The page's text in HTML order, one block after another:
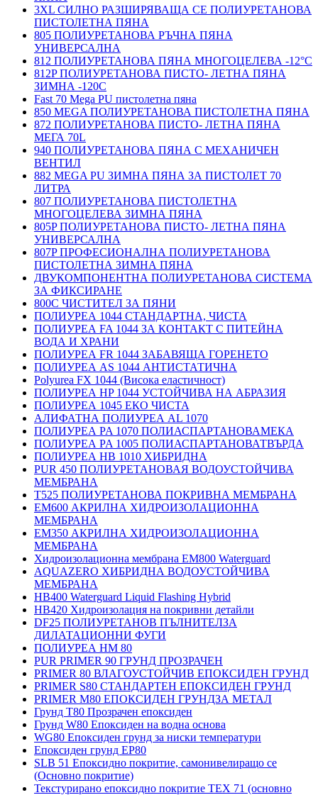
3XL СИЛНО РАЗШИРЯВАЩА СЕ ПОЛИУРЕТАНОВА
ПИСТОЛЕТНА ПЯНА
805 ПОЛИУРЕТАНОВА РЪЧНА ПЯНА
УНИВЕРСАЛНА
812 ПОЛИУРЕТАНОВА ПЯНА МНОГОЦЕЛЕВА -12°C
812P ПОЛИУРЕТАНОВА ПИСТО- ЛЕТНА ПЯНА
ЗИМНА -120С
Fast 70 Mega PU пистолетна пяна
850 MEGA ПОЛИУРЕТАНОВА ПИСТОЛЕТНА ПЯНА
872 ПОЛИУРЕТАНОВА ПИСТО- ЛЕТНА ПЯНА
МЕГА 70L
940 ПОЛИУРЕТАНОВА ПЯНА С МЕХАНИЧЕН
ВЕНТИЛ
882 MEGA PU ЗИМНА ПЯНА ЗА ПИСТОЛЕТ 70
ЛИТРА
807 ПОЛИУРЕТАНОВА ПИСТОЛЕТНА
МНОГОЦЕЛЕВА ЗИМНА ПЯНА
805P ПОЛИУРЕТАНОВА ПИСТО- ЛЕТНА ПЯНА
УНИВЕРСАЛНА
807P ПРОФЕСИОНАЛНА ПОЛИУРЕТАНОВА
ПИСТОЛЕТНА ЗИМНА ПЯНА
ДВУКОМПОНЕНТНА ПОЛИУРЕТАНОВА СИСТЕМА
ЗА ФИКСИРАНЕ
800C ЧИСТИТЕЛ ЗА ПЯНИ
ПОЛИУРЕА 1044 СТАНДАРТНА, ЧИСТА
ПОЛИУРЕА FA 1044 ЗА КОНТАКТ С ПИТЕЙНА
ВОДА И ХРАНИ
ПОЛИУРЕА FR 1044 ЗАБАВЯЩА ГОРЕНЕТО
ПОЛИУРЕА AS 1044 АНТИСТАТИЧНА
Polyurea FX 1044 (Висока еластичност)
ПОЛИУРЕА HP 1044 УСТОЙЧИВА НА АБРАЗИЯ
ПОЛИУРЕА 1045 ЕКО ЧИСТА
АЛИФАТНА ПОЛИУРЕА AL 1070
ПОЛИУРЕА PA 1070 ПОЛИАСПАРТАНОВАМЕКА
ПОЛИУРЕА PA 1005 ПОЛИАСПАРТАНОВАТВЪРДА
ПОЛИУРЕА HB 1010 ХИБРИДНА
PUR 450 ПОЛИУРЕТАНОВАЯ ВОДОУСТОЙЧИВА
МЕМБРАНА
T525 ПОЛИУРЕТАНОВА ПОКРИВНА МЕМБРАНА
EM600 АКРИЛНА ХИДРОИЗОЛАЦИОННА
МЕМБРАНА
EM350 АКРИЛНА ХИДРОИЗОЛАЦИОННА
МЕМБРАНА
Хидроизолационна мембрана EM800 Waterguard
AQUAZERO ХИБРИДНА ВОДОУСТОЙЧИВА
МЕМБРАНА
HB400 Waterguard Liquid Flashing Hybrid
HB420 Хидроизолация на покривни детайли
DF25 ПОЛИУРЕТАНОВ ПЪЛНИТЕЛЗА
ДИЛАТАЦИОННИ ФУГИ
ПОЛИУРЕА HM 80
PUR PRIMER 90 ГРУНД ПРОЗРАЧЕН
PRIMER 80 ВЛАГОУСТОЙЧИВ ЕПОКСИДЕН ГРУНД
PRIMER S80 СТАНДАРТЕН ЕПОКСИДЕН ГРУНД
PRIMER M80 ЕПОКСИДЕН ГРУНДЗА МЕТАЛ
Грунд Т80 Прозрачен епоксиден
Грунд W80 Епоксиден на водна основа
WG80 Епоксиден грунд за ниски температури
Епоксиден грунд EP80
SLB 51 Епоксидно покритие, самонивелиращо се
(Основно покритие)
Текстурирано епоксидно покритие TEX 71 (основно